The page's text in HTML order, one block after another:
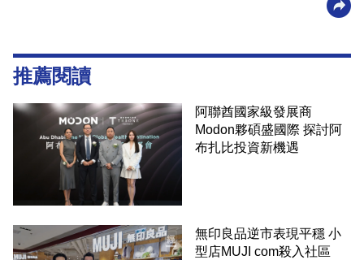
推薦閱讀
阿聯酋國家級發展商
Modon夥碩盛國際 探討阿
布扎比投資新機遇
無印良品逆市表現平穩 小
型店MUJI com殺入社區